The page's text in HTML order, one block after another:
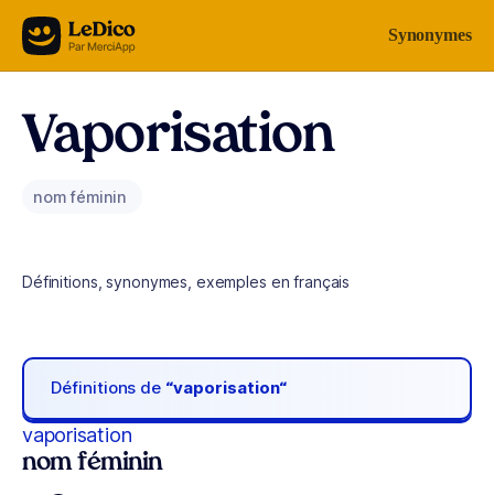
Aller au contenu Synonymes
Vaporisation
nom féminin
Définitions, synonymes, exemples en français
Définitions de “vaporisation“
vaporisation
nom féminin